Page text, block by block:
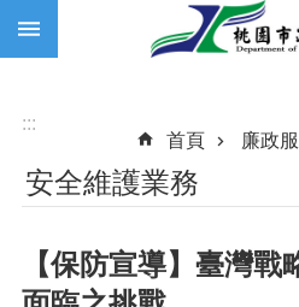
跳到主要內容區塊
:::
首頁
廉政
安全維護業務
【保防宣導】臺灣